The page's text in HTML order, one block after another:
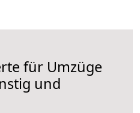
für Umzüge
und